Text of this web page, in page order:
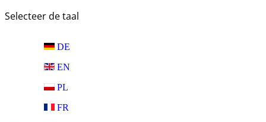
Selecteer de taal
DE
EN
PL
FR